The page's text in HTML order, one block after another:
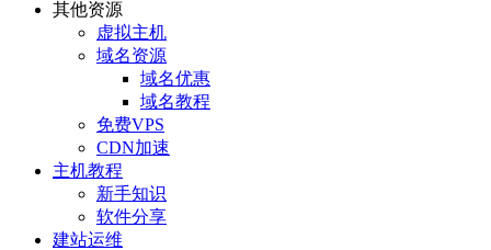
其他资源
虚拟主机
域名资源
域名优惠
域名教程
免费VPS
CDN加速
主机教程
新手知识
软件分享
建站运维